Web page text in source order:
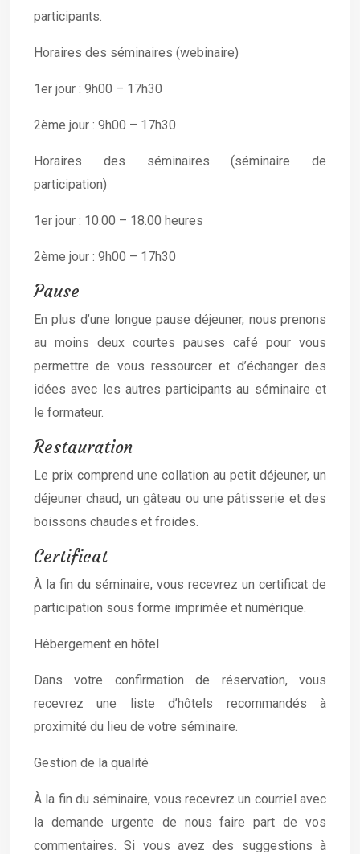
participants.
Horaires des séminaires (webinaire)
1er jour : 9h00 – 17h30
2ème jour : 9h00 – 17h30
Horaires des séminaires (séminaire de
participation)
1er jour : 10.00 – 18.00 heures
2ème jour : 9h00 – 17h30
Pause
En plus d’une longue pause déjeuner, nous prenons
au moins deux courtes pauses café pour vous
permettre de vous ressourcer et d’échanger des
idées avec les autres participants au séminaire et
le formateur.
Restauration
Le prix comprend une collation au petit déjeuner, un
déjeuner chaud, un gâteau ou une pâtisserie et des
boissons chaudes et froides.
Certificat
À la fin du séminaire, vous recevrez un certificat de
participation sous forme imprimée et numérique.
Hébergement en hôtel
Dans votre confirmation de réservation, vous
recevrez une liste d’hôtels recommandés à
proximité du lieu de votre séminaire.
Gestion de la qualité
À la fin du séminaire, vous recevrez un courriel avec
la demande urgente de nous faire part de vos
commentaires. Si vous avez des suggestions à